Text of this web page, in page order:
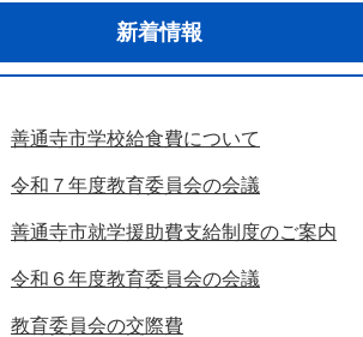
新着情報
善通寺市学校給食費について
令和７年度教育委員会の会議
善通寺市就学援助費支給制度のご案内
令和６年度教育委員会の会議
教育委員会の交際費